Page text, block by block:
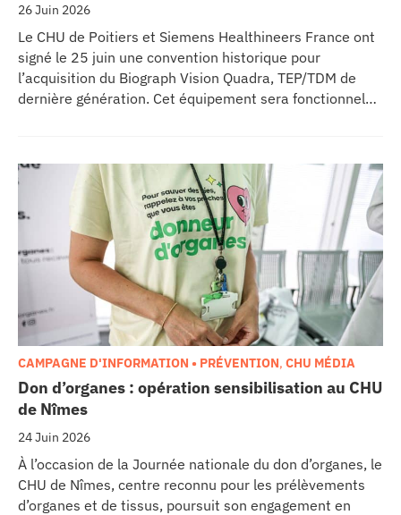
26 Juin 2026
Le CHU de Poitiers et Siemens Healthineers France ont
signé le 25 juin une convention historique pour
l’acquisition du Biograph Vision Quadra, TEP/TDM de
dernière génération. Cet équipement sera fonctionnel
l’excellence clinique et scientifique de l’établissement.
Ce projet représente un investissement de 9,5 millions
d’euros pour l’acquisition et l’installation de
l’équipement au cœur même du pôle régional de
cancérologie.
Don d’organes : opération sensibilisation au CHU
de Nîmes
24 Juin 2026
CAMPAGNE D'INFORMATION • PRÉVENTION, CHU MÉDIA
À l’occasion de la Journée nationale du don d’organes, le
CHU de Nîmes, centre reconnu pour les prélèvements
d’organes et de tissus, poursuit son engagement en